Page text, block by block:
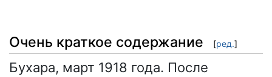
Очень краткое содержание [ред.]
Бухара, март 1918 года. После